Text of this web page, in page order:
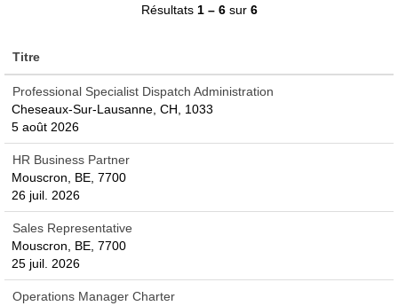
Résultats 1 – 6sur 6
Titre
Professional Specialist Dispatch Administration
Cheseaux-Sur-Lausanne, CH, 1033
5 août 2026
HR Business Partner
Mouscron, BE, 7700
26 juil. 2026
Sales Representative
Mouscron, BE, 7700
25 juil. 2026
Operations Manager Charter